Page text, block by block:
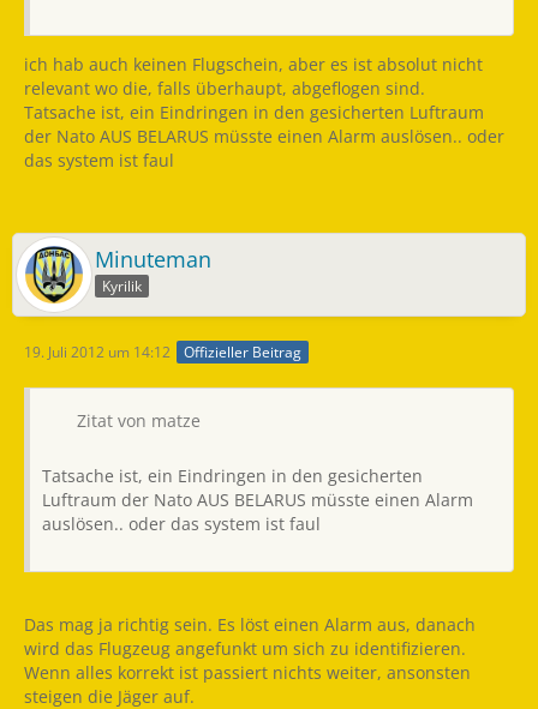
ich hab auch keinen Flugschein, aber es ist absolut nicht
relevant wo die, falls überhaupt, abgeflogen sind.
Tatsache ist, ein Eindringen in den gesicherten Luftraum
der Nato AUS BELARUS müsste einen Alarm auslösen.. oder
das system ist faul
Minuteman
Kyrilik
19. Juli 2012 um 14:12 Offizieller Beitrag
Zitat von matze
Tatsache ist, ein Eindringen in den gesicherten
Luftraum der Nato AUS BELARUS müsste einen Alarm
auslösen.. oder das system ist faul
Das mag ja richtig sein. Es löst einen Alarm aus, danach
wird das Flugzeug angefunkt um sich zu identifizieren.
Wenn alles korrekt ist passiert nichts weiter, ansonsten
steigen die Jäger auf.